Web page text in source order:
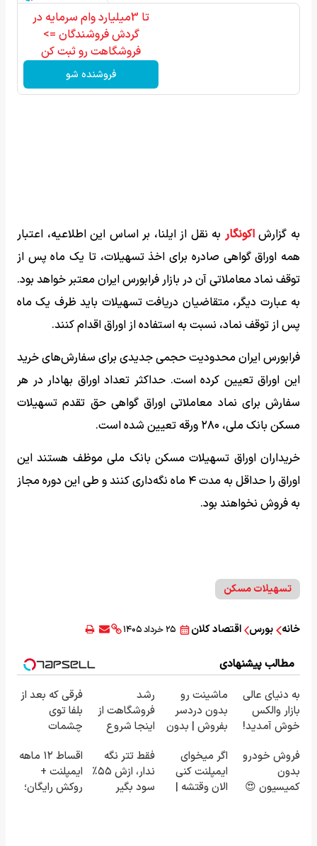
تا 3میلیارد وام سرمایه در
گردش فروشندگان =>
فروشگاهت رو ثبت کن
فروشنده شو
به گزارشاکونگار به نقل از ایلنا، بر اساس این اطلاعیه، اعتبار
همه اوراق گواهی صادره برای اخذ تسهیلات، تا یک ماه پس از
توقف نماد معاملاتی آن در بازار فرابورس ایران معتبر خواهد بود.
به عبارت دیگر، متقاضیان دریافت تسهیلات باید ظرف یک ماه
پس از توقف نماد، نسبت به استفاده از اوراق اقدام کنند.
فرابورس ایران محدودیت حجمی جدیدی برای سفارش‌های خرید
این اوراق تعیین کرده است. حداکثر تعداد اوراق بهادار در هر
سفارش برای نماد معاملاتی اوراق گواهی حق تقدم تسهیلات
مسکن بانک ملی، ۲۸۰ ورقه تعیین شده است.
خریداران اوراق تسهیلات مسکن بانک ملی موظف هستند این
اوراق را حداقل به مدت ۴ ماه نگه‌داری کنند و طی این دوره مجاز
به فروش نخواهند بود.
تسهیلات مسکن
خانه بورس اقتصاد کلان ۲۵ خرداد ۱۴۰۵
مطالب پیشنهادی
به دنیای عالی
بازار والکس
خوش آمدید!
کنید!
ماشینت رو
بدون دردسر
بفروش | بدون
رشد
فروشگاهت از
اینجا شروع
درآمد بیشتر،
آماده‌ای؟
فرقی که بعد از
بلفا توی
چشمات
متوجه میشن
✨
فروش خودرو
بدون
کمیسیون 😍
اگر میخوای
ایمپلنت کنی
الان وقتشه |
فقط تتر نگه
ندار، ازش ۵۵٪
سود بگیر
اقساط ۱۲ ماهه
ایمپلنت +
روکش رایگان؛